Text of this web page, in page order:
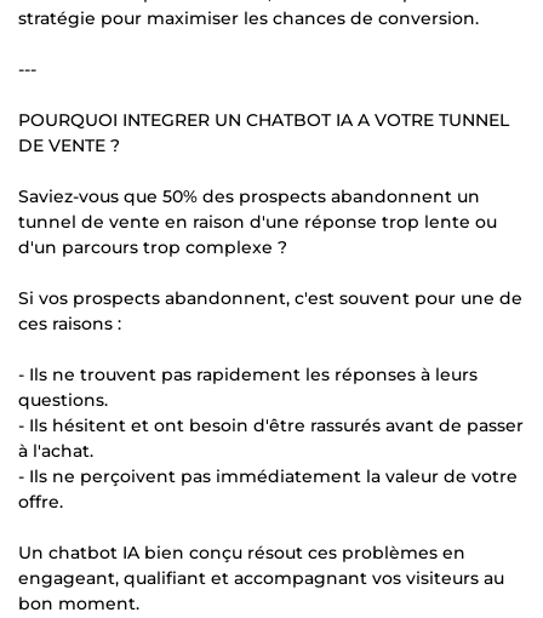
stratégie pour maximiser les chances de conversion.
---
POURQUOI INTEGRER UN CHATBOT IA A VOTRE TUNNEL
DE VENTE ?
Saviez-vous que 50% des prospects abandonnent un
tunnel de vente en raison d'une réponse trop lente ou
d'un parcours trop complexe ?
Si vos prospects abandonnent, c'est souvent pour une de
ces raisons :
- Ils ne trouvent pas rapidement les réponses à leurs
questions.
- Ils hésitent et ont besoin d'être rassurés avant de passer
à l'achat.
- Ils ne perçoivent pas immédiatement la valeur de votre
offre.
Un chatbot IA bien conçu résout ces problèmes en
engageant, qualifiant et accompagnant vos visiteurs au
bon moment.